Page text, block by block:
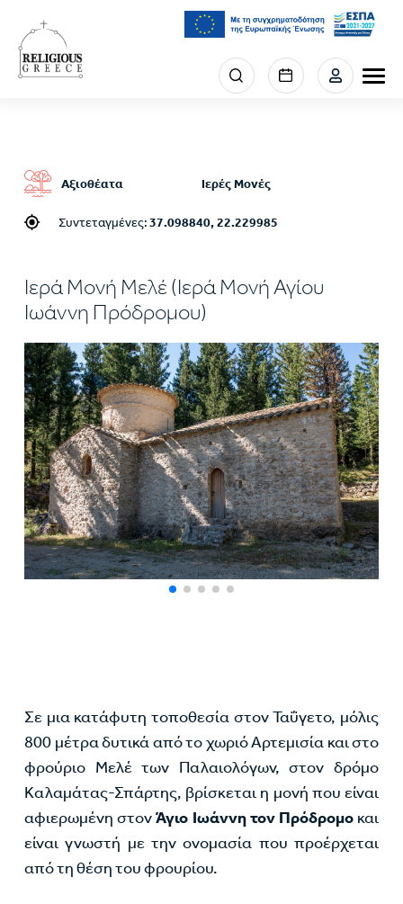
προς
κυρίως
περιεχόμενο
Menu
section
Αξιοθέατα Ιερές Μονές
Συντεταγμένες:37.098840, 22.229985
Ιερά Μονή Μελέ (Ιερά Μονή Αγίου
Ιωάννη Πρόδρομου)
Σε μια κατάφυτη τοποθεσία στον Ταΰγετο, μόλις
800 μέτρα δυτικά από το χωριό Αρτεμισία και στο
φρούριο Μελέ των Παλαιολόγων, στον δρόμο
Καλαμάτας-Σπάρτης, βρίσκεται η μονή που είναι
αφιερωμένη στονΆγιο Ιωάννη τον Πρόδρομοκαι
είναι γνωστή με την ονομασία που προέρχεται
από τη θέση του φρουρίου.